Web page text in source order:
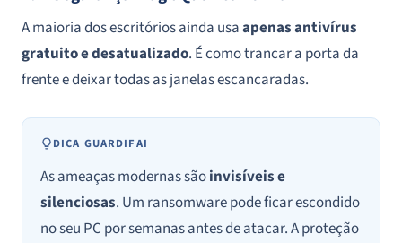
A maioria dos escritórios ainda usaapenas antivírus
gratuito e desatualizado. É como trancar a porta da
frente e deixar todas as janelas escancaradas.
DICA GUARDIFAI
As ameaças modernas sãoinvisíveis e
silenciosas. Um ransomware pode ficar escondido
no seu PC por semanas antes de atacar. A proteção